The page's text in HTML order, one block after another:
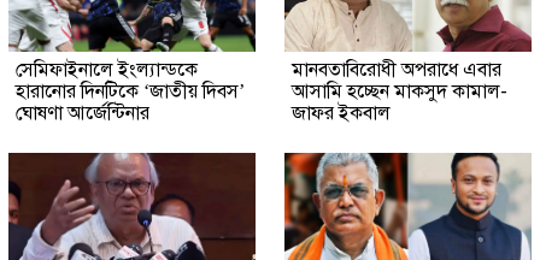
সেমিফাইনালে ইংল্যান্ডকে
হারানোর দিনটিকে ‘জাতীয় দিবস’
ঘোষণা আর্জেন্টিনার
মানবতাবিরোধী অপরাধে এবার
আসামি হচ্ছেন মাকসুদ কামাল-
জাফর ইকবাল